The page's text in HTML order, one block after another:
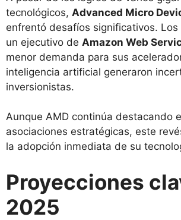
tecnológicos, Advanced Micro
enfrentó desafíos significativos.
un ejecutivo de Amazon Web
menor demanda para sus
inteligencia artificial generaron
inversionistas.
Aunque AMD continúa destacando
asociaciones estratégicas, este
la adopción inmediata de su
Proyecciones
2025